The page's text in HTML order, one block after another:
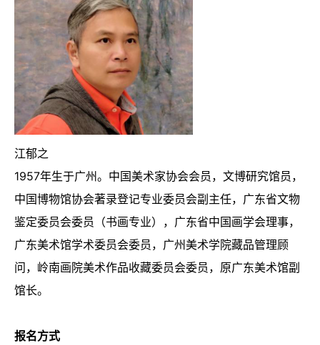
江郁之
1957年生于广州。中国美术家协会会员，文博研究馆员，
中国博物馆协会著录登记专业委员会副主任，广东省文物
鉴定委员会委员（书画专业），广东省中国画学会理事，
广东美术馆学术委员会委员，广州美术学院藏品管理顾
问，岭南画院美术作品收藏委员会委员，原广东美术馆副
馆长。
报名方式